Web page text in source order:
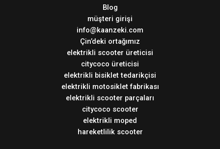
Blog
müşteri girişi
info@kaanzeki.com
Çin’deki ortağımız
elektrikli scooter üreticisi
citycoco üreticisi
elektrikli bisiklet tedarikçisi
elektrikli motosiklet fabrikası
elektrikli scooter parçaları
citycoco scooter
elektrikli moped
hareketlilik scooter